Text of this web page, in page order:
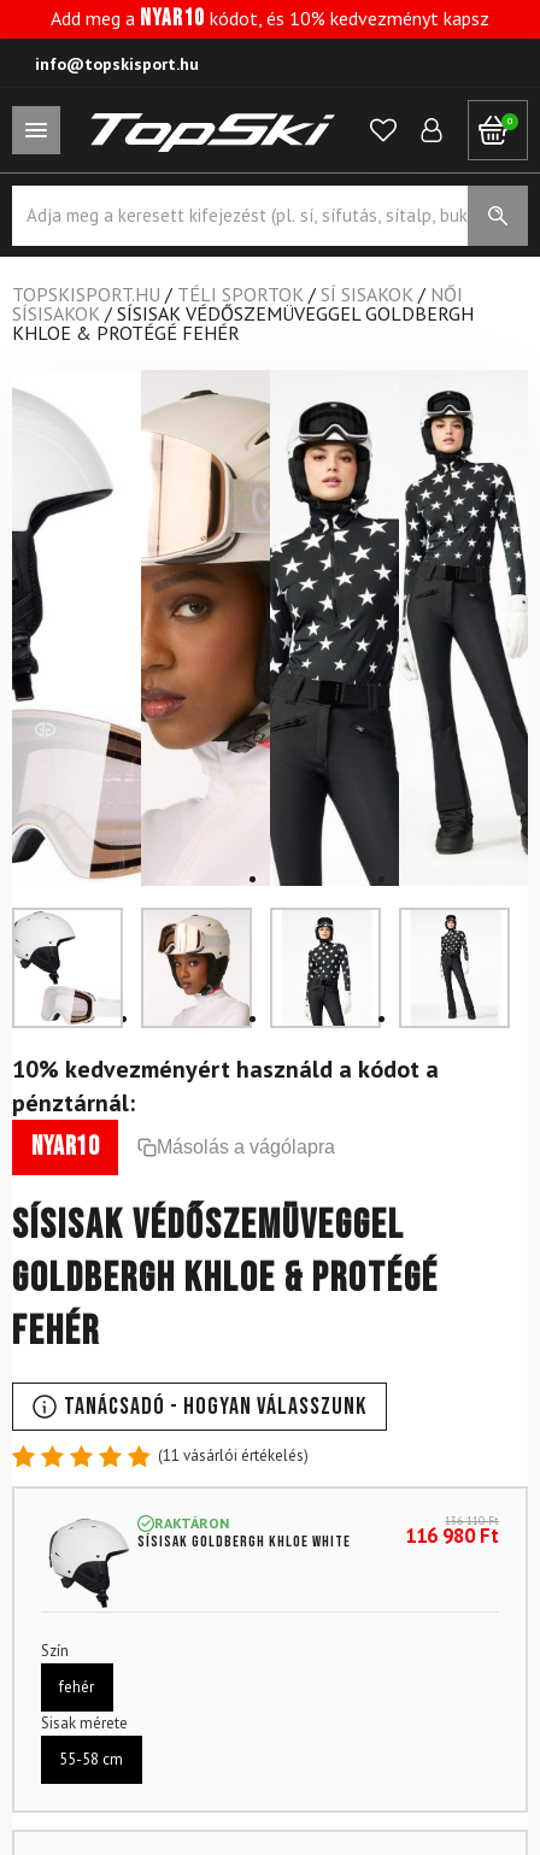
Add meg a NYAR10 kódot, és 10% kedvezményt kapsz
info@topskisport.hu
0
search
TOPSKISPORT.HU / TÉLI SPORTOK / SÍ SISAKOK / NŐI
SÍSISAKOK / SÍSISAK VÉDŐSZEMÜVEGGEL GOLDBERGH
KHLOE & PROTÉGÉ FEHÉR
10% kedvezményért használd a kódot a
pénztárnál:
nyar10 Másolás a vágólapra
Sísisak védőszemüveggel
GOLDBERGH Khloe & Protégé
Fehér
Tanácsadó - Hogyan válasszunk
Értékelés
5-ből,
11
értékelés
alapján
(11 vásárlói értékelés)
RAKTÁRON
Sísisak GOLDBERGH Khloe White
136 110Ft
116 980Ft
Szín
fehér
Sisak mérete
55-58 cm